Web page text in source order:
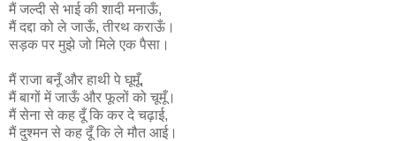
मैं जल्दी से भाई की शादी मनाऊँ,
मैं दद्दा को ले जाऊँ, तीरथ कराऊँ।
सड़क पर मुझे जो मिले एक पैसा।
मैं राजा बनूँ और हाथी पे घूमूँ,
मैं बागों में जाऊँ और फूलों को चूमूँ।
मैं सेना से कह दूँ कि कर दे चढ़ाई,
मैं दुश्मन से कह दूँ कि ले मौत आई।